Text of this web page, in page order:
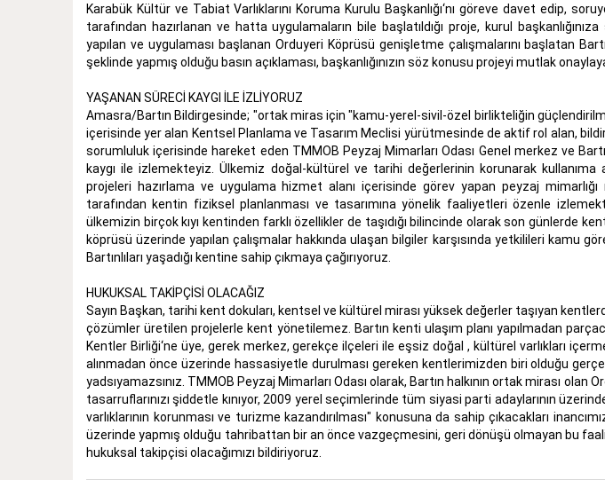
Karabük Kültür ve Tabiat Varlıklarını Koruma Kurulu Başkanlığı‘nı göreve davet edip,
tarafından hazırlanan ve hatta uygulamaların bile başlatıldığı proje, kurul
yapılan ve uygulaması başlanan Orduyeri Köprüsü genişletme çalışmalarını başlatan
şeklinde yapmış olduğu basın açıklaması, başkanlığınızın söz konusu projeyi mutlak
YAŞANAN SÜRECİ KAYGI İLE İZLİYORUZ
Amasra/Bartın Bildirgesinde; "ortak miras için "kamu-yerel-sivil-özel birlikteliğin
içerisinde yer alan Kentsel Planlama ve Tasarım Meclisi yürütmesinde de aktif rol alan,
sorumluluk içerisinde hareket eden TMMOB Peyzaj Mimarları Odası Genel merkez ve
kaygı ile izlemekteyiz. Ülkemiz doğal-kültürel ve tarihi değerlerinin korunarak kullanıma
projeleri hazırlama ve uygulama hizmet alanı içerisinde görev yapan peyzaj
tarafından kentin fiziksel planlanması ve tasarımına yönelik faaliyetleri özenle
ülkemizin birçok kıyı kentinden farklı özellikler de taşıdığı bilincinde olarak son günlerde
köprüsü üzerinde yapılan çalışmalar hakkında ulaşan bilgiler karşısında yetkilileri kamu
Bartınlıları yaşadığı kentine sahip çıkmaya çağırıyoruz.
HUKUKSAL TAKİPÇİSİ OLACAĞIZ
Sayın Başkan, tarihi kent dokuları, kentsel ve kültürel mirası yüksek değerler taşıyan
çözümler üretilen projelerle kent yönetilemez. Bartın kenti ulaşım planı yapılmadan
Kentler Birliği‘ne üye, gerek merkez, gerekçe ilçeleri ile eşsiz doğal , kültürel varlıkları
alınmadan önce üzerinde hassasiyetle durulması gereken kentlerimizden biri olduğu
yadsıyamazsınız. TMMOB Peyzaj Mimarları Odası olarak, Bartın halkının ortak mirası
tasarruflarınızı şiddetle kınıyor, 2009 yerel seçimlerinde tüm siyasi parti adaylarının
varlıklarının korunması ve turizme kazandırılması" konusuna da sahip çıkacakları
üzerinde yapmış olduğu tahribattan bir an önce vazgeçmesini, geri dönüşü olmayan bu
hukuksal takipçisi olacağımızı bildiriyoruz.